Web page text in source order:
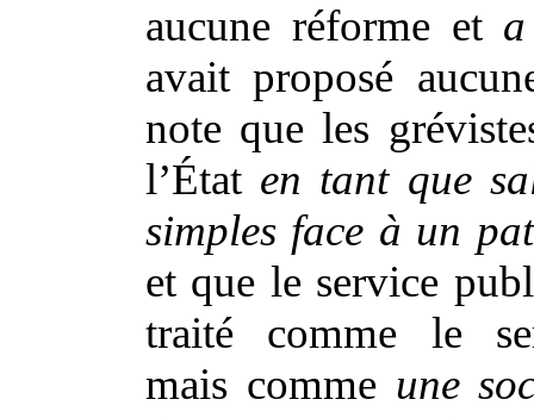
aucune réforme et
avait proposé
note que les
l’État en tant que
simples face à un
et que le service
traité comme le
mais comme une